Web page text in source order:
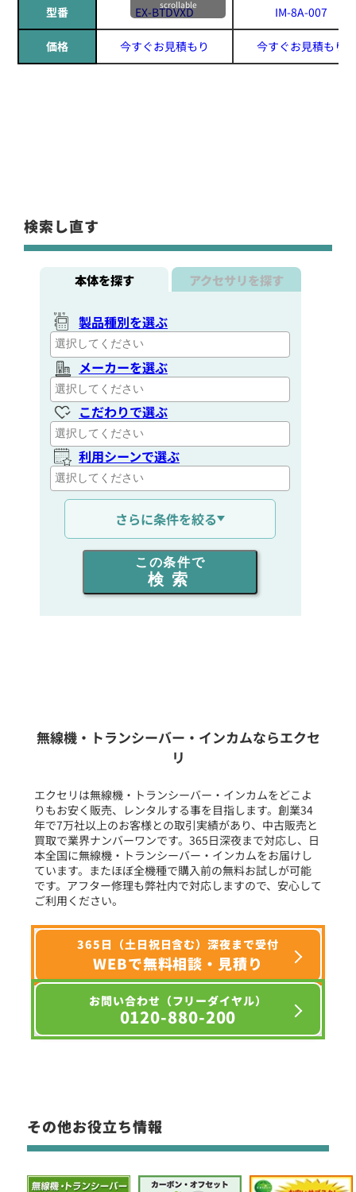
型番 EX-BTDVXD IM-8A-007
価格 今すぐお見積もり 今すぐお見積もり
scrollable
検索し直す
本体を探す アクセサリを探す
製品種別を選ぶ
メーカーを選ぶ
こだわりで選ぶ
利用シーンで選ぶ
通信距離を選ぶ
出力を選ぶ
同時通話人数を選ぶ
フリーワード入力(製品名等)
選択条件をリセット
さらに条件を絞る
この条件で
検索
無線機・トランシーバー・インカムならエクセ
リ
エクセリは無線機・トランシーバー・インカムをどこよ
りもお安く販売、レンタルする事を目指します。創業34
年で7万社以上のお客様との取引実績があり、中古販売と
買取で業界ナンバーワンです。365日深夜まで対応し、日
本全国に無線機・トランシーバー・インカムをお届けし
ています。またほぼ全機種で購入前の無料お試しが可能
です。アフター修理も弊社内で対応しますので、安心して
ご利用ください。
365日（土日祝日含む）深夜まで受付
WEBで無料相談・見積り
お問い合わせ（フリーダイヤル）
0120-880-200
その他お役立ち情報